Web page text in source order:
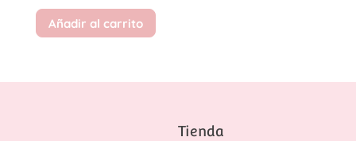
Añadir al carrito
Tienda